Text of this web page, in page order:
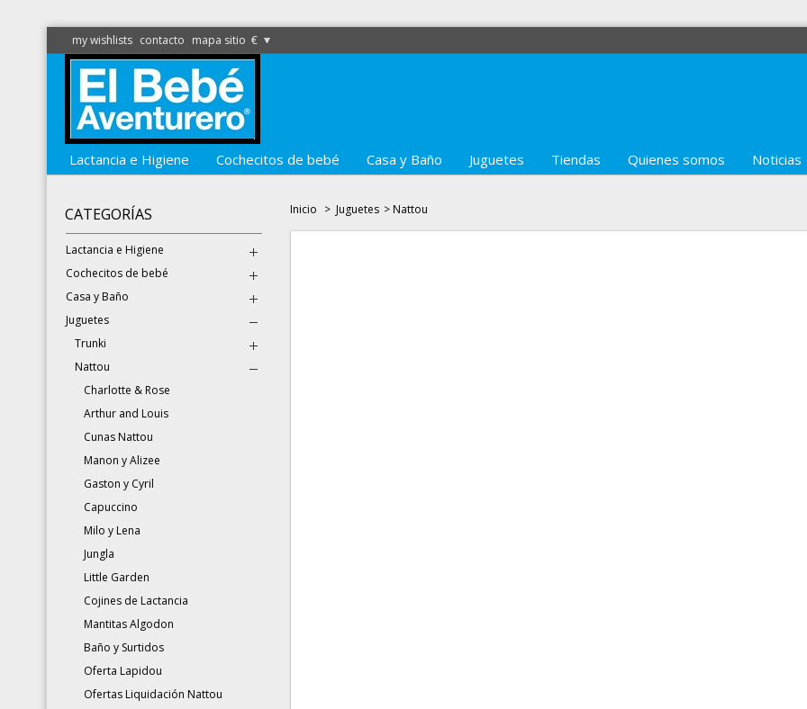
my wishlists contacto mapa sitio €
Lactancia e Higiene Cochecitos de bebé Casa y Baño Juguetes Tiendas Quienes somos Noticias
CATEGORÍAS
Lactancia e Higiene
Cochecitos de bebé
Casa y Baño
Juguetes
Trunki
Nattou
Charlotte & Rose
Arthur and Louis
Cunas Nattou
Manon y Alizee
Gaston y Cyril
Capuccino
Milo y Lena
Jungla
Little Garden
Cojines de Lactancia
Mantitas Algodon
Baño y Surtidos
Oferta Lapidou
Ofertas Liquidación Nattou
Inicio > Juguetes > Nattou